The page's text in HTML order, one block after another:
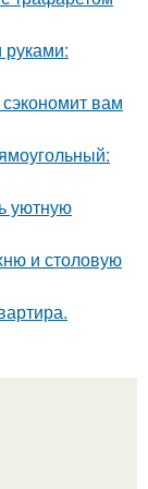
вам
уютную
и столовую